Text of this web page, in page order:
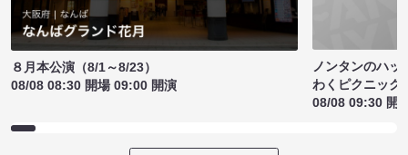
８月本公演（8/1～8/23）
08/08 08:30 開場 09:00 開演
ノンタンのハッ
わくピクニック
08/08 09:30 開